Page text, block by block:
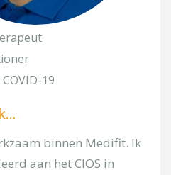
19
binnen Medifit. Ik
aan het CIOS in